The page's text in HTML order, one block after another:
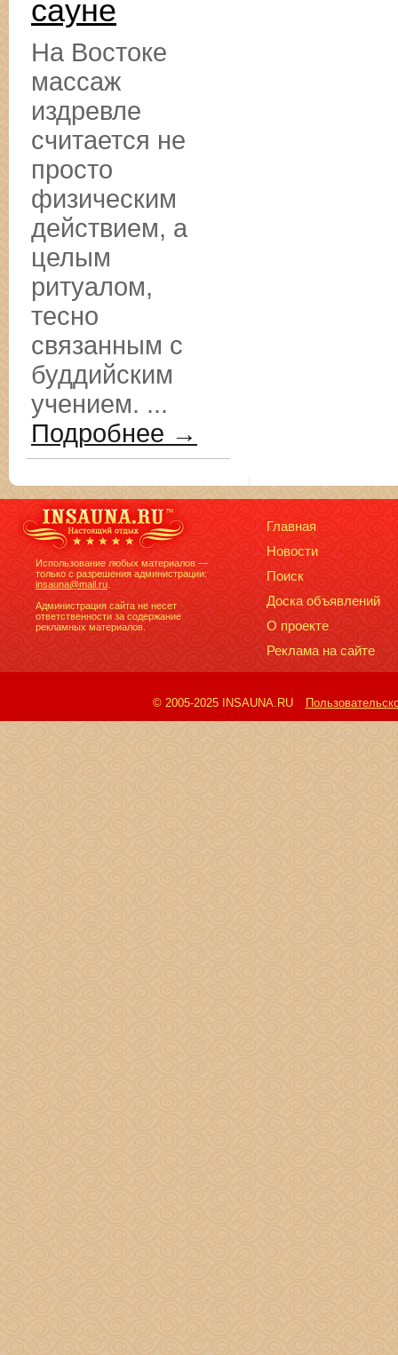
сауне
На Востоке
массаж
издревле
считается не
просто
физическим
действием, а
целым
ритуалом,
тесно
связанным с
буддийским
учением. ...
Подробнее →
Использование любых материалов —
только с разрешения администрации:
insauna@mail.ru
Администрация сайта не несет
ответственности за содержание
рекламных материалов.
Главная
Новости
Поиск
Доска объявлений
О проекте
Реклама на сайте
© 2005-2025 INSAUNA.RU